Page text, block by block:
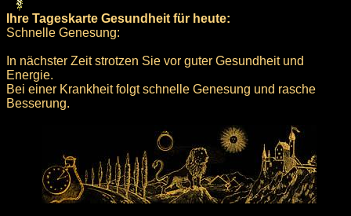
Ihre Tageskarte Gesundheit für heute:
Schnelle Genesung:
In nächster Zeit strotzen Sie vor guter Gesundheit und
Energie.
Bei einer Krankheit folgt schnelle Genesung und rasche
Besserung.